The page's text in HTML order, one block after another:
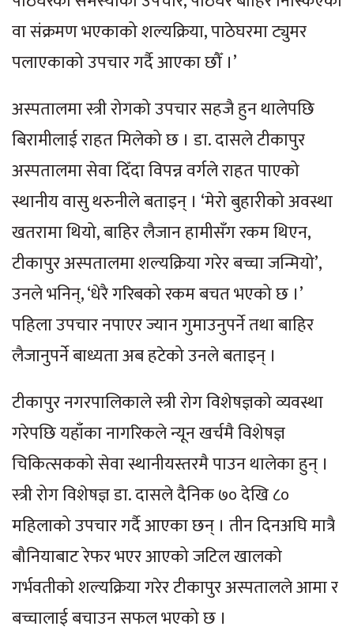
वा संक्रमण भएकाको शल्यक्रिया, पाठेघरमा ट्युमर
पलाएकाको उपचार गर्दै आएका छौँ ।’
अस्पतालमा स्त्री रोगको उपचार सहजै हुन थालेपछि
बिरामीलाई राहत मिलेको छ । डा. दासले टीकापुर
अस्पतालमा सेवा दिँदा विपन्न वर्गले राहत पाएको
स्थानीय वासु थरुनीले बताइन् । ‘मेरो बुहारीको अवस्था
खतरामा थियो, बाहिर लैजान हामीसँग रकम थिएन,
टीकापुर अस्पतालमा शल्यक्रिया गरेर बच्चा जन्मियो’,
उनले भनिन्, ‘धेरै गरिबको रकम बचत भएको छ ।’
पहिला उपचार नपाएर ज्यान गुमाउनुपर्ने तथा बाहिर
लैजानुपर्ने बाध्यता अब हटेको उनले बताइन् ।
टीकापुर नगरपालिकाले स्त्री रोग विशेषज्ञको व्यवस्था
गरेपछि यहाँका नागरिकले न्यून खर्चमै विशेषज्ञ
चिकित्सकको सेवा स्थानीयस्तरमै पाउन थालेका हुन् ।
स्त्री रोग विशेषज्ञ डा. दासले दैनिक ७० देखि ८०
महिलाको उपचार गर्दै आएका छन् । तीन दिनअघि मात्रै
बौनियाबाट रेफर भएर आएको जटिल खालको
गर्भवतीको शल्यक्रिया गरेर टीकापुर अस्पतालले आमा र
बच्चालाई बचाउन सफल भएको छ ।